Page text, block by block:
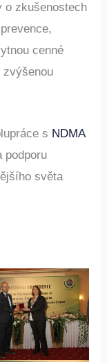
o zkušenostech
cenné
zvýšenou
s NDMA
podporu
světa